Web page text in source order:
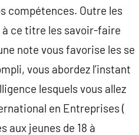
compétences. Outre les
à ce titre les savoir-faire
note vous favorise les se
vous abordez l’instant
lesquels vous allez
en Entreprises (
aux jeunes de 18 à